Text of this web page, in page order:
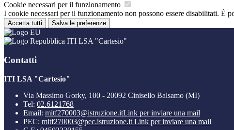
Cookie necessari per il funzionamento
I cookie necessari per il funzionamento non possono essere disabilitati. È
Accetta tutti Salva le preferenze
ITI LSA "Cartesio"
Contatti
ITI LSA "Cartesio"
Via Massimo Gorky, 100 - 20092 Cinisello Balsamo (MI)
Tel: 02.6121768
Email: mitf270003@istruzione.itLink per inviare una mail
PEC: mitf270003@pec.istruzione.it Link per inviare una mail